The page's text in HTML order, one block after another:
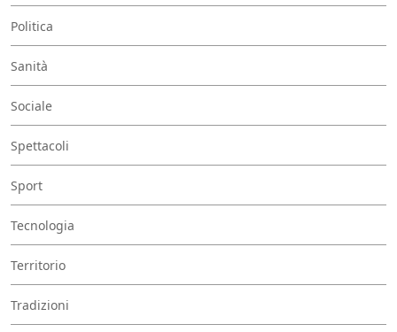
Politica
Sanità
Sociale
Spettacoli
Sport
Tecnologia
Territorio
Tradizioni